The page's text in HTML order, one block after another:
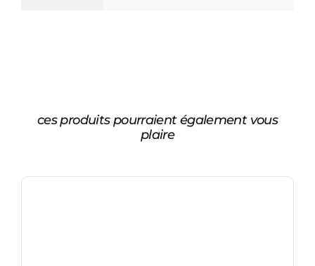
ces produits pourraient également vous
plaire